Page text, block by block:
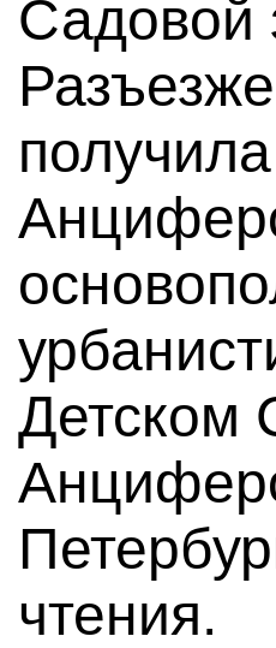
Садовой
Детском
чтения.